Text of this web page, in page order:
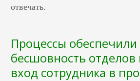
отвечать.
Процессы обеспечили
бесшовность отделов
вход сотрудника в